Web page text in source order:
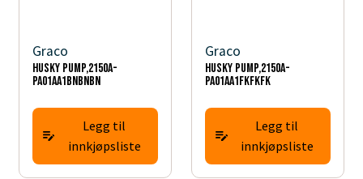
Graco
HUSKY PUMP,2150A-
PA01AA1BNBNBN
Legg til
innkjøpsliste
Graco
HUSKY PUMP,2150A-
PA01AA1FKFKFK
Legg til
innkjøpsliste